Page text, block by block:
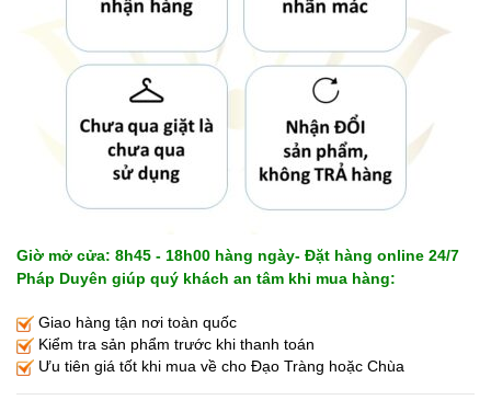
Giờ mở cửa: 8h45 - 18h00 hàng ngày- Đặt hàng online 24/7
Pháp Duyên giúp quý khách an tâm khi mua hàng:
Giao hàng tận nơi toàn quốc
Kiểm tra sản phẩm trước khi thanh toán
Ưu tiên giá tốt khi mua về cho Đạo Tràng hoặc Chùa